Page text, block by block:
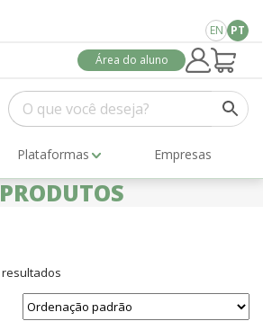
EN PT
Área do aluno
Plataformas Empresas
PRODUTOS